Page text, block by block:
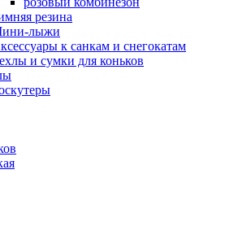
резина
лыжи
к санкам и снегокатам
и сумки для коньков